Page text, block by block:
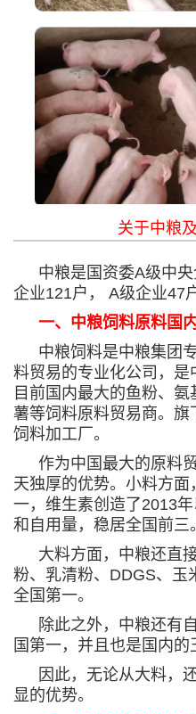
关于中粮
中粮是国资委A级中
企业121户， A级企业47
一、中粮饲料原料国
中粮饲料是中粮集团
料贸易的专业化公司，
目前国内最大的鱼粉、氨
薯等饲料原料贸易商。旗
饲料加工厂。
作为中国最大的原料
天独厚的优势。小料方
一，维生素创造了2013
和自用量，稳居全国前三。
大料方面，中粮还直
粉、乳清粉、 DDGS、玉
全国第一。
除此之外，中粮还有
国第一，并且也是国内的
因此，无论从大料，
显的优势。